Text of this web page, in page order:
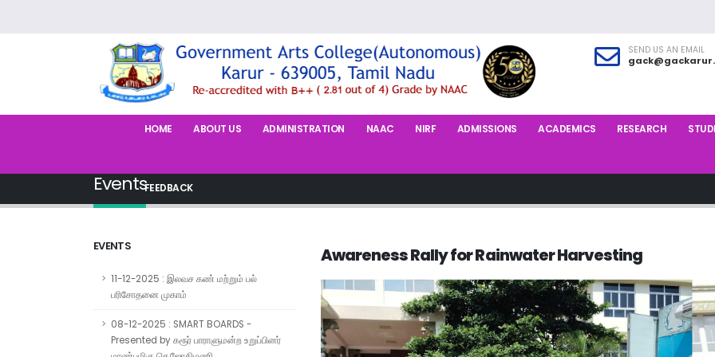
SEND US AN EMAIL
HOME ABOUT US ADMINISTRATION NAAC NIRF ADMISSIONS ACADEMICS RESEARCH
FEEDBACK
Events
EVENTS
11-12-2025 : இலவச கண் மற்றும் பல்
பரிசோதனை முகாம்
08-12-2025 : SMART BOARDS -
Presented by கரூர் பாராளுமன்ற உறுப்பினர்
Awareness Rally for Rainwater Harvesting